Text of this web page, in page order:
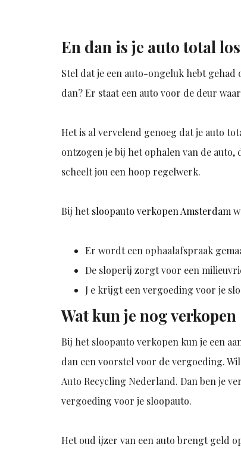
En dan is je auto total
Stel dat je een auto-ongeluk hebt
dan? Er staat een auto voor de deur
Het is al vervelend genoeg dat je auto
ontzogen je bij het ophalen van de
scheelt jou een hoop regelwerk.
Bij hetsloopauto verkopen Amsterdam
Er wordt een ophaalafspraak
De sloperij zorgt voor een
J e krijgt een vergoeding voor je
Wat kun je nog verkopen
Bij het sloopauto verkopen kun je een
dan een voorstel voor de vergoeding.
Auto Recycling Nederland. Dan ben je
vergoeding voor je sloopauto.
Het oud ijzer van een auto brengt geld